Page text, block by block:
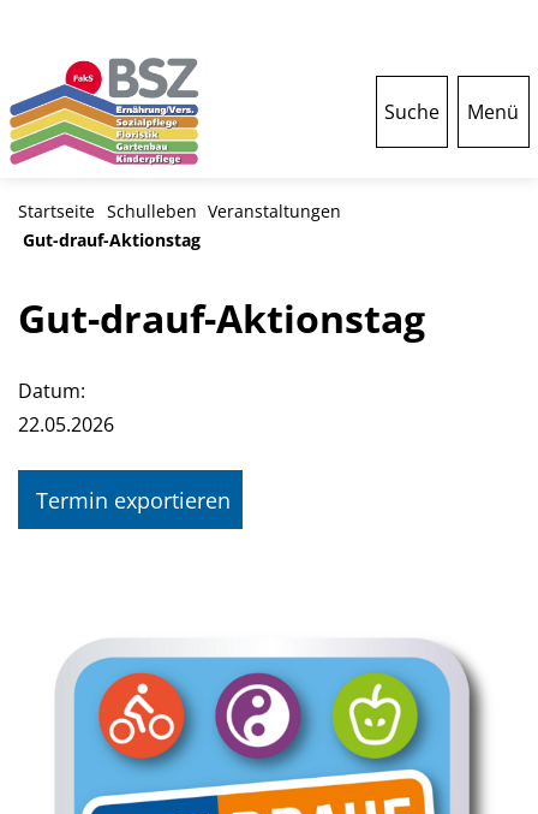
Suche Menü
Startseite Schulleben Veranstaltungen
Gut-drauf-Aktionstag
Gut-drauf-Aktionstag
Datum:
22.05.2026
Termin exportieren